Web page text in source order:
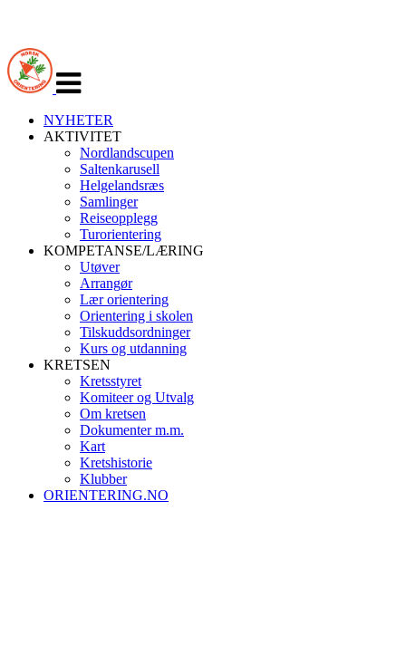
navigasjon
NYHETER
AKTIVITET
Nordlandscupen
Saltenkarusell
Helgelandsræs
Samlinger
Reiseopplegg
Turorientering
KOMPETANSE/LÆRING
Utøver
Arrangør
Lær orientering
Orientering i skolen
Tilskuddsordninger
Kurs og utdanning
KRETSEN
Kretsstyret
Komiteer og Utvalg
Om kretsen
Dokumenter m.m.
Kart
Kretshistorie
Klubber
ORIENTERING.NO